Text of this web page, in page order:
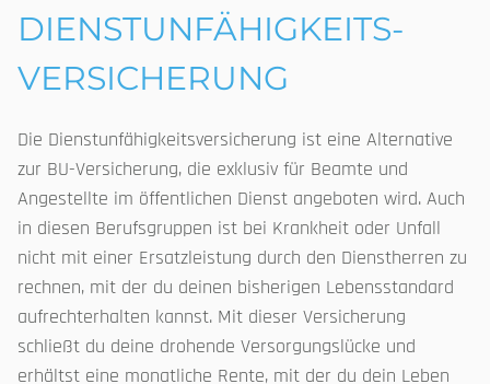
DIENST­UNFÄHIGKEITS­
VERSICHERUNG
Die Dienstunfähigkeitsversicherung ist eine Alternative
zur BU-Versicherung, die exklusiv für Beamte und
Angestellte im öffentlichen Dienst angeboten wird. Auch
in diesen Berufsgruppen ist bei Krankheit oder Unfall
nicht mit einer Ersatzleistung durch den Dienstherren zu
rechnen, mit der du deinen bisherigen Lebensstandard
aufrechterhalten kannst. Mit dieser Versicherung
schließt du deine drohende Versorgungslücke und
erhältst eine monatliche Rente, mit der du dein Leben